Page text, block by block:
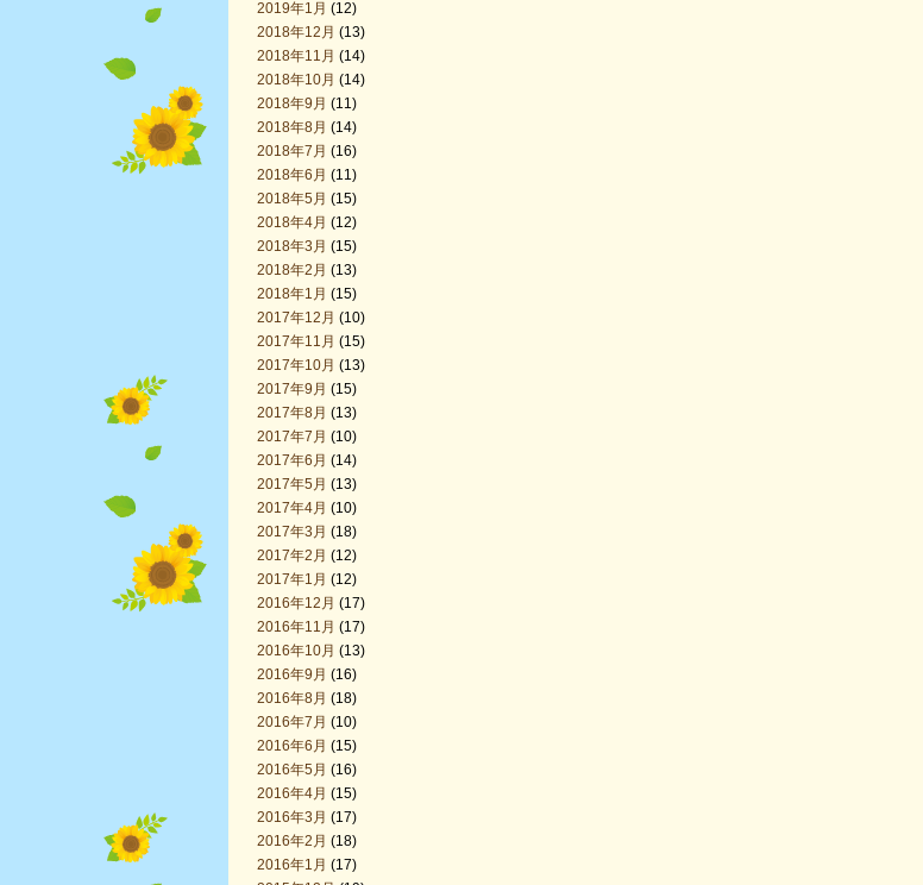
2019年1月 (12)
2018年12月 (13)
2018年11月 (14)
2018年10月 (14)
2018年9月 (11)
2018年8月 (14)
2018年7月 (16)
2018年6月 (11)
2018年5月 (15)
2018年4月 (12)
2018年3月 (15)
2018年2月 (13)
2018年1月 (15)
2017年12月 (10)
2017年11月 (15)
2017年10月 (13)
2017年9月 (15)
2017年8月 (13)
2017年7月 (10)
2017年6月 (14)
2017年5月 (13)
2017年4月 (10)
2017年3月 (18)
2017年2月 (12)
2017年1月 (12)
2016年12月 (17)
2016年11月 (17)
2016年10月 (13)
2016年9月 (16)
2016年8月 (18)
2016年7月 (10)
2016年6月 (15)
2016年5月 (16)
2016年4月 (15)
2016年3月 (17)
2016年2月 (18)
2016年1月 (17)